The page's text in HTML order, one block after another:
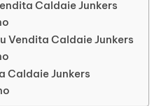
Caldaie Junkers
Vendita Caldaie Junkers
Caldaie Junkers